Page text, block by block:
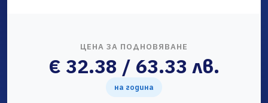
ЦЕНА ЗА ПОДНОВЯВАНЕ
€ 32.38 / 63.33 лв.
на година